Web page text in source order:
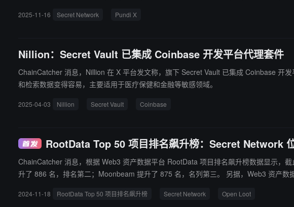
2025-11-16 Secret Network Pundi X
Nillion：Secret Vault 已集成 Coinbase 开发平台代理套件
ChainCatcher 消息，Nillion 在 X 平台发文称，旗下 Secret Vault 已集成 Coinbase 开
和检索数据变得容易，主要适用于医疗保健和金融等敏感领域。
2025-04-03 Nillion Secret Vault Coinbase
RootData Top 50 项目排名飙升榜：Secret Network
ChainCatcher 消息，根据 Web3 资产数据平台 RootData 项目排名飙升榜数据显示，
升了 886 名，排名第二；Moonbeam 提升了 875 名，名列第三。 另据，Web3 资产数据平台 RootData 显示，Secret Network 是一个独立的、基于 Cosmos SDK 的底层区块链网
私”，它被定义为在一个应用程序中任意复杂的数据隐私控制。Secret Network 将这些
2024-11-18 RootData Top 50 项目排名飙升榜 Secret Network Open Loot